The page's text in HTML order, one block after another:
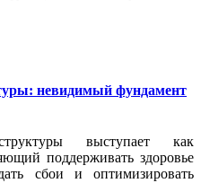
невидимый фундамент
выступает как
поддерживать здоровье
сбои и оптимизировать